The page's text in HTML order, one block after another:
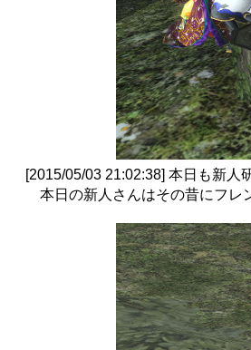
[2015/05/03 21:02:38] 本日も新人
本日の新人さんはその昔にフレ